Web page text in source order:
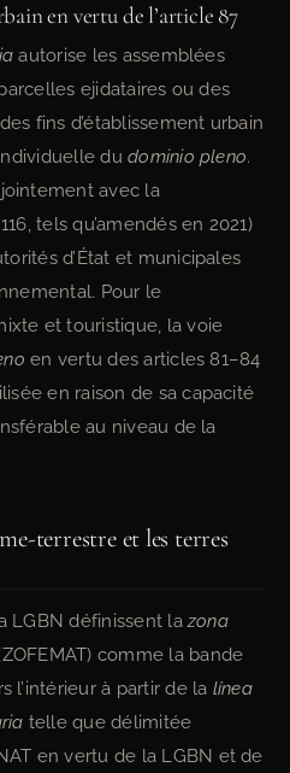
en vertu de l’article 87
autorise les assemblées
ejidataires ou des
fins d’établissement urbain
dudominio pleno.
avec la
tels qu’amendés en 2021)
d’État et municipales
Pour le
et touristique, la voie
en vertu des articles 81–84
en raison de sa capacité
au niveau de la
terrestre et les terres
LGBN définissent lazona
comme la bande
l’intérieur à partir de la línea
telle que délimitée
en vertu de la LGBN et de